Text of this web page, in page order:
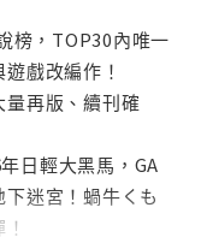
榜，TOP30內唯一
戲改編作！
再版、續刊確
日輕大黑馬，GA
迷宮！蝸牛くも